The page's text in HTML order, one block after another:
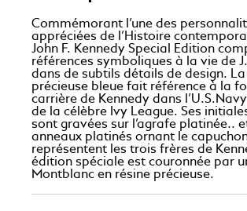
Commémorant l’une des
appréciées de l’Histoire
John F. Kennedy Special Edition
références symboliques à la vie de
dans de subtils détails de design.
précieuse bleue fait référence à la
carrière de Kennedy dans
de la célèbre Ivy League. Ses
sont gravées sur l’agrafe platinée..
anneaux platinés ornant le
représentent les trois frères de
édition spéciale est couronnée par
Montblanc en résine précieuse.